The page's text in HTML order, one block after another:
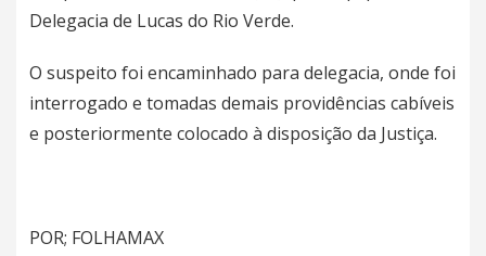
Delegacia de Lucas do Rio Verde.
O suspeito foi encaminhado para delegacia, onde foi
interrogado e tomadas demais providências cabíveis
e posteriormente colocado à disposição da Justiça.
POR; FOLHAMAX